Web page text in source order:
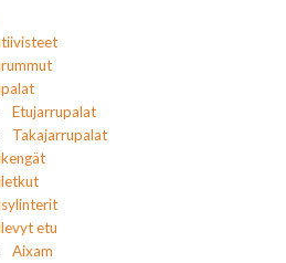
Etujarrupalat
Takajarrupalat
etu
Aixam